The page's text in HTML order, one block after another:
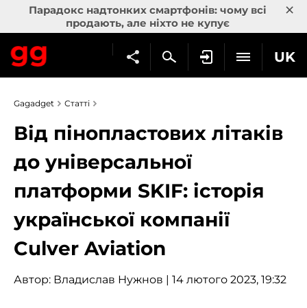
Парадокс надтонких смартфонів: чому всі
продають, але ніхто не купує
×
UK
Gagadget Статті
Від пінопластових літаків
до універсальної
платформи SKIF: історія
української компанії
Culver Aviation
Автор: Владислав Нужнов | 14 лютого 2023, 19:32